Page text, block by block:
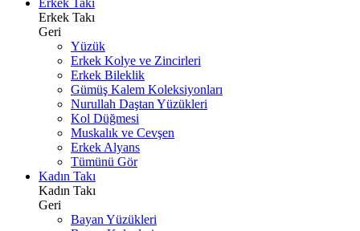
Erkek Takı
Erkek Takı
Geri
Yüzük
Erkek Kolye ve Zincirleri
Erkek Bileklik
Gümüş Kalem Koleksiyonları
Nurullah Daştan Yüzükleri
Kol Düğmesi
Muskalık ve Cevşen
Erkek Alyans
Tümünü Gör
Kadın Takı
Kadın Takı
Geri
Bayan Yüzükleri